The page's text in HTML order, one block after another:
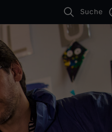
Suche